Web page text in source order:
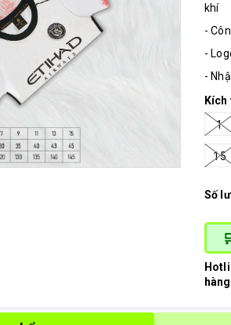
khí
-
-
-
1
15
Số